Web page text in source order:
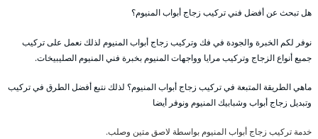
هل تبحث عن أفضل فني تركيب زجاج أبواب المنيوم؟
نوفر لكم الخبرة والجودة في فك وتركيب زجاج أبواب المنيوم لذلك نعمل على تركيب
جميع أنواع الزجاج وتركيب مرايا وواجهات المنيوم بخبرة فني المنيوم الصليبيخات.
ماهي الطريقة المتبعة في تركيب زجاج أبواب المنيوم؟ لذلك نتبع أفضل الطرق في تركيب
وتبديل زجاج أبواب وشبابيك المنيوم ونوفر أيضا
خدمة تركيب زجاج أبواب المنيوم بواسطة لاصق متين وصلب.